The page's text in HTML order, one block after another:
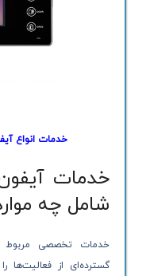
خدمات انواع
خدمات
شامل چه
خدمات تخصصی مربوط
گسترده‌ای از